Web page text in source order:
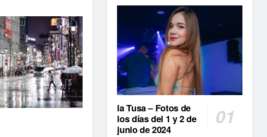
la Tusa – Fotos de
los días del 1 y 2 de
junio de 2024